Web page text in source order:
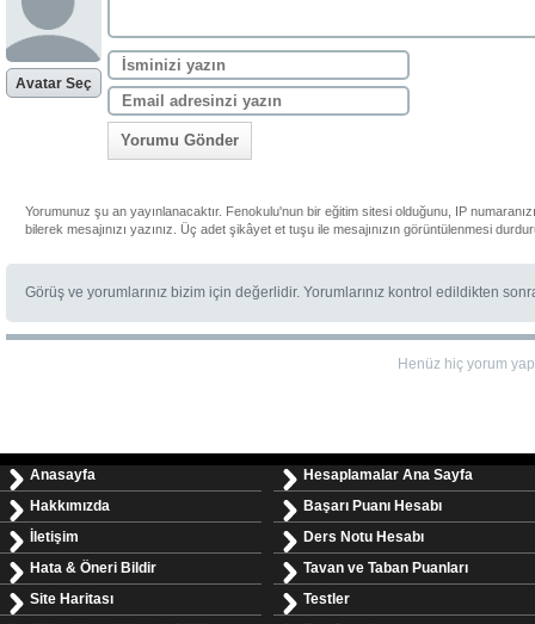
Avatar Seç
Yorumu Gönder
Yorumunuz şu an yayınlanacaktır. Fenokulu'nun bir eğitim sitesi olduğunu, IP
bilerek mesajınızı yazınız. Üç adet şikâyet et tuşu ile mesajınızın görüntülenmesi
Görüş ve yorumlarınız bizim için değerlidir. Yorumlarınız kontrol edildikten
Henüz hiç yorum
Anasayfa
Hakkımızda
İletişim
Hata & Öneri Bildir
Site Haritası
Hesaplamalar Ana Sayfa
Başarı Puanı Hesabı
Ders Notu Hesabı
Tavan ve Taban Puanları
Testler